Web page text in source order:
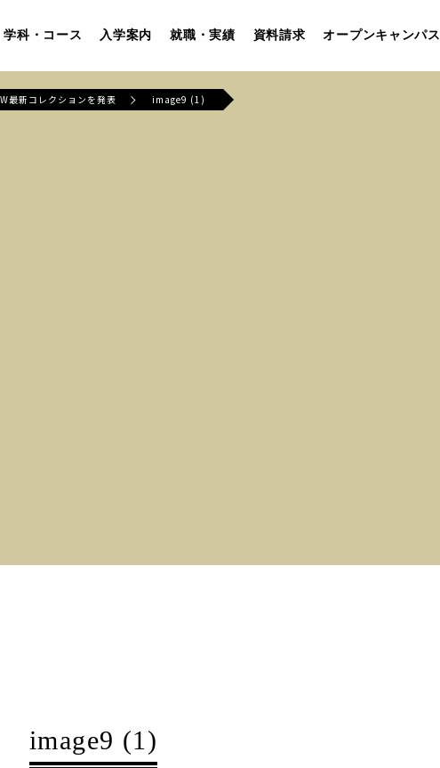
学科・コース 入学案内 就職・実績 資料請求 オープンキャンパス
最新コレクションを発表 image9 (1)
image9 (1)